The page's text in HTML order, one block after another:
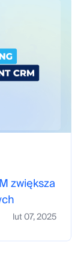
zwiększa
lut 07, 2025